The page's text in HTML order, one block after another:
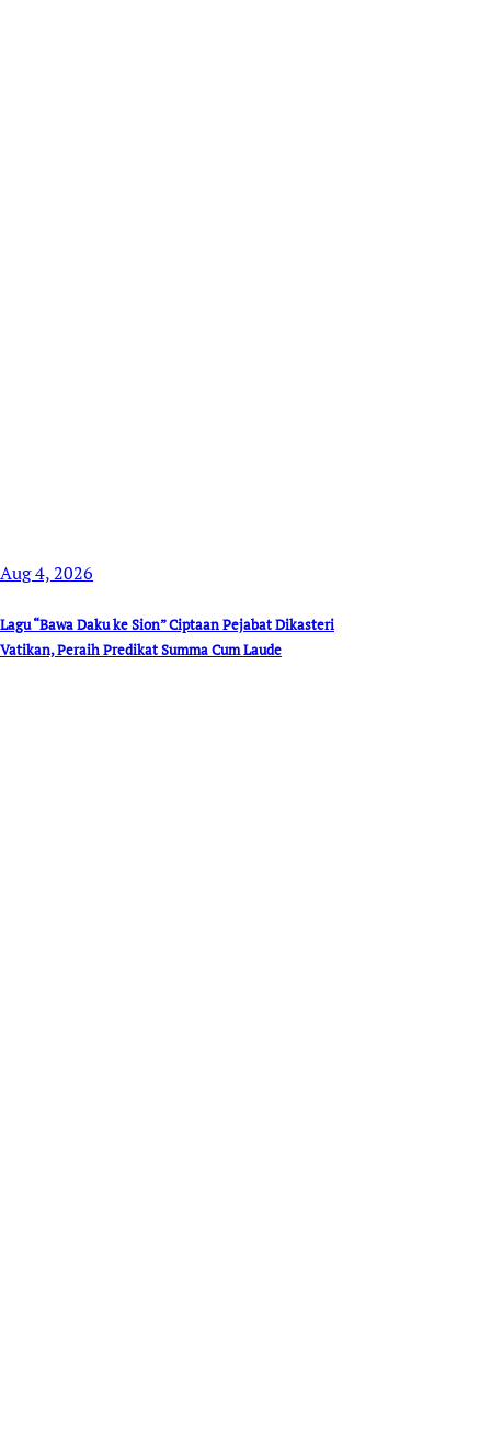
Aug 4, 2026
Lagu “Bawa Daku ke Sion” Ciptaan Pejabat Dikasteri
Vatikan, Peraih Predikat Summa Cum Laude